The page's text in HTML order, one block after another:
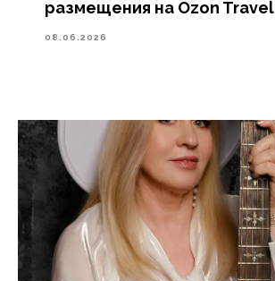
размещения на Ozon Travel
08.06.2026